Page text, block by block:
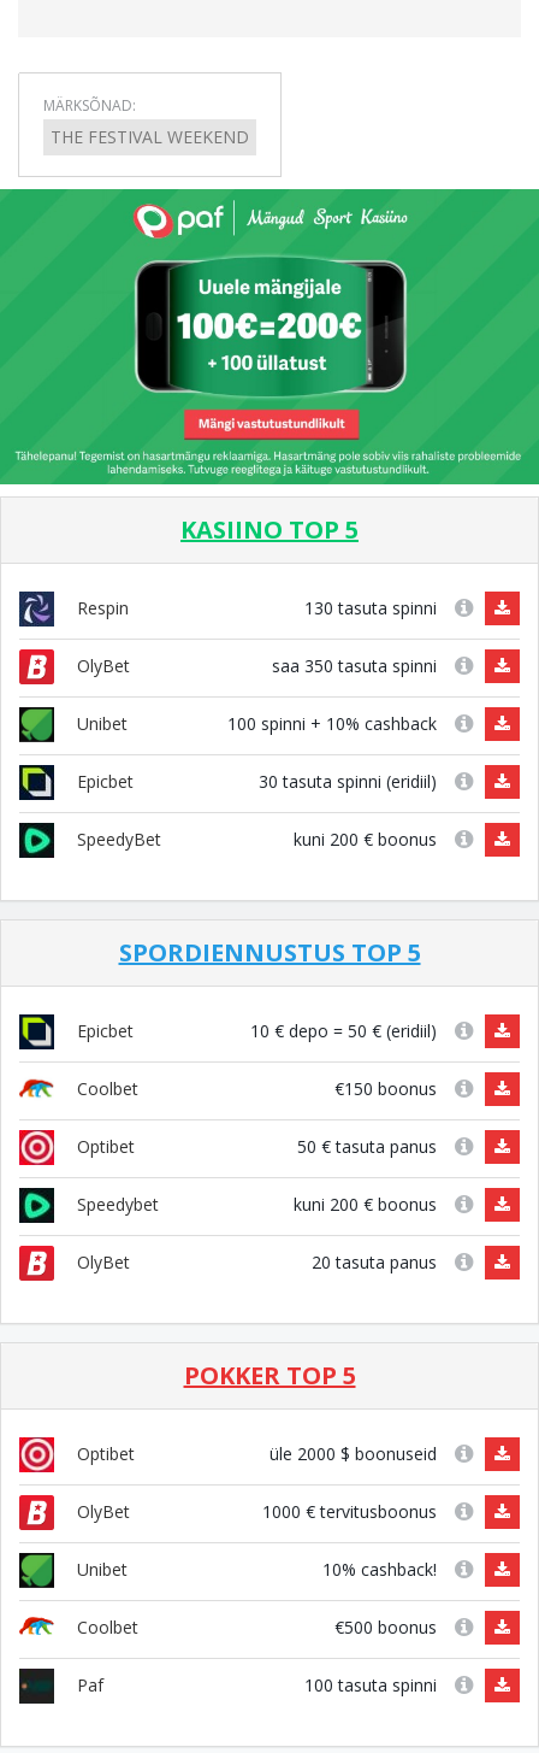
MÄRKSÕNAD:
THE FESTIVAL WEEKEND
KASIINO TOP 5
Respin 130 tasuta spinni
OlyBet saa 350 tasuta spinni
Unibet 100 spinni + 10% cashback
Epicbet 30 tasuta spinni (eridiil)
SpeedyBet kuni 200 € boonus
SPORDIENNUSTUS TOP 5
Epicbet 10 € depo = 50 € (eridiil)
Coolbet €150 boonus
Optibet 50 € tasuta panus
Speedybet kuni 200 € boonus
OlyBet 20 tasuta panus
POKKER TOP 5
Optibet üle 2000 $ boonuseid
OlyBet 1000 € tervitusboonus
Unibet 10% cashback!
Coolbet €500 boonus
Paf 100 tasuta spinni